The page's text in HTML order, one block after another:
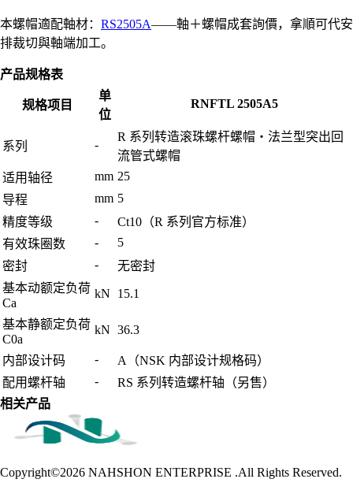
本螺帽適配軸材： RS2505A——軸＋螺帽成套詢價，拿順可代安
排裁切與軸端加工。
产品规格表
规格项目
单
位
RNFTL 2505A5
系列 -
R 系列转造滚珠螺杆螺帽・法兰型突出回
流管式螺帽
适用轴径
mm 25
导程
mm 5
精度等级
-
Ct10（R 系列官方标准）
有效珠圈数
-
5
密封
-
无密封
基本动额定负荷
Ca
kN 15.1
基本静额定负荷
C0a
kN 36.3
内部设计码 -
A（NSK 内部设计规格码）
配用螺杆轴
-
RS 系列转造螺杆轴（另售）
相关产品
Copyright©2026 NAHSHON ENTERPRISE .All Rights Reserved.